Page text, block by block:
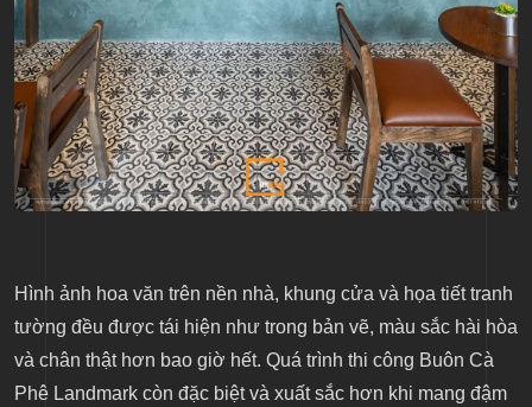
Hình ảnh hoa văn trên nền nhà, khung cửa và họa tiết tranh
tường đều được tái hiện như trong bản vẽ, màu sắc hài hòa
và chân thật hơn bao giờ hết. Quá trình thi công Buôn Cà
Phê Landmark còn đặc biệt và xuất sắc hơn khi mang đậm